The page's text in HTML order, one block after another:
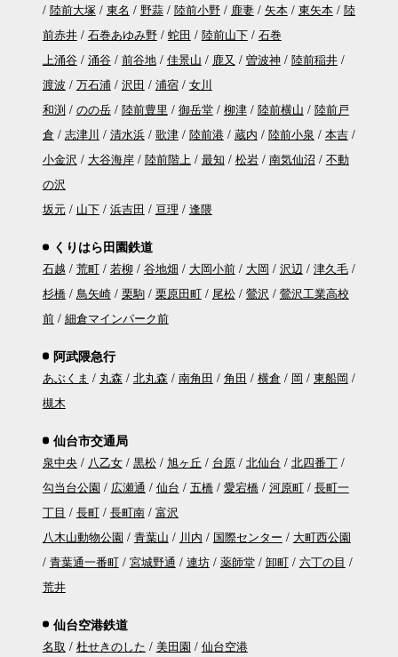
陸前大塚
東名 野蒜 陸前小野 鹿妻 矢本 東矢本
陸
前赤井
石巻あゆみ野 蛇田 陸前山下
石巻
上涌谷
涌谷 前谷地 佳景山 鹿又 曽波神
陸前稲井
渡波
万石浦 沢田 浦宿
女川
和渕
のの岳 陸前豊里 御岳堂 柳津 陸前横山
陸前戸
倉
志津川 清水浜 歌津 陸前港 蔵内 陸前小泉
本吉
小金沢
大谷海岸 陸前階上 最知 松岩 南気仙沼
不動
の沢
坂元
山下 浜吉田 亘理 逢隈
くりはら田園鉄道
石越 荒町 若柳 谷地畑 大岡小前 大岡 沢辺
津久毛
杉橋
鳥矢崎 栗駒 栗原田町 尾松 鶯沢
鶯沢工業高校
前
細倉マインパーク前
阿武隈急行
あぶくま 丸森 北丸森 南角田 角田 横倉 岡
東船岡
槻木
仙台市交通局
泉中央 八乙女 黒松 旭ヶ丘 台原 北仙台
北四番丁
勾当台公園
広瀬通 仙台 五橋 愛宕橋 河原町
長町一
丁目
長町 長町南
富沢
八木山動物公園
青葉山 川内 国際センター
大町西公園
青葉通一番町
宮城野通 連坊 薬師堂 卸町
六丁の目
荒井
仙台空港鉄道
名取 杜せきのした 美田園 仙台空港